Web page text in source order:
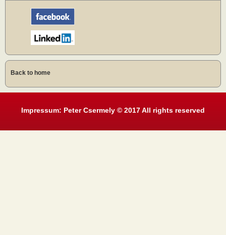
Back to home
Impressum: Peter Csermely © 2017 All rights reserved